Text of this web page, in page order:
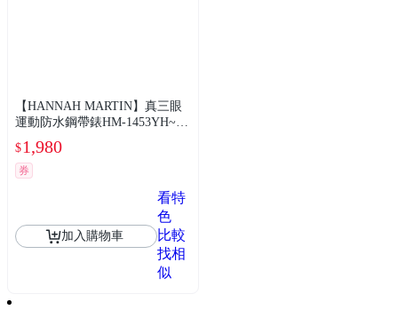
【HANNAH MARTIN】真三眼
運動防水鋼帶錶HM-1453YH~送
精美手環
$1,980
券
加入購物車
看特
色
比較
找相
似